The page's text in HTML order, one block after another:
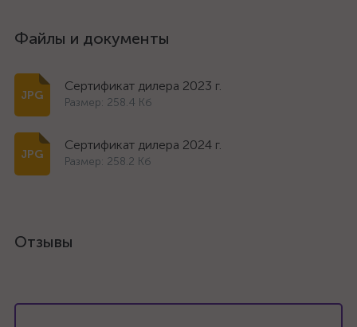
Файлы и документы
Сертификат дилера 2023 г.
Размер: 258.4 Кб
Сертификат дилера 2024 г.
Размер: 258.2 Кб
Отзывы